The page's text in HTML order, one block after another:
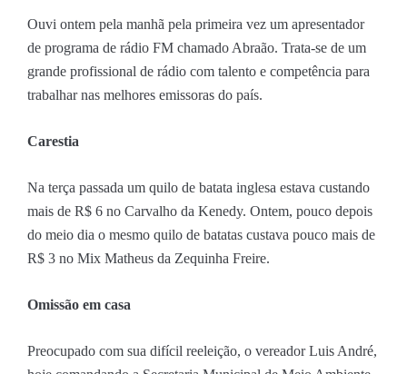
Ouvi ontem pela manhã pela primeira vez um apresentador
de programa de rádio FM chamado Abraão. Trata-se de um
grande profissional de rádio com talento e competência para
trabalhar nas melhores emissoras do país.
Carestia
Na terça passada um quilo de batata inglesa estava custando
mais de R$ 6 no Carvalho da Kenedy. Ontem, pouco depois
do meio dia o mesmo quilo de batatas custava pouco mais de
R$ 3 no Mix Matheus da Zequinha Freire.
Omissão em casa
Preocupado com sua difícil reeleição, o vereador Luis André,